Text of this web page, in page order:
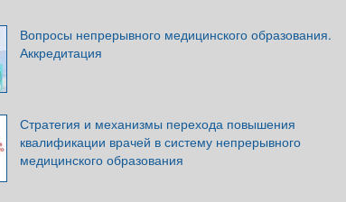
Вопросы непрерывного медицинского образования.
Аккредитация
Стратегия и механизмы перехода повышения
квалификации врачей в систему непрерывного
медицинского образования